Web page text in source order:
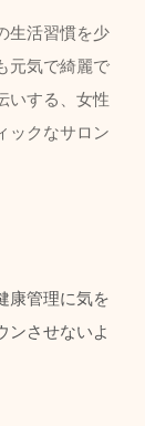
生活習慣を少
元気で綺麗で
いする、女性
ックなサロン
康管理に気を
ンさせないよ